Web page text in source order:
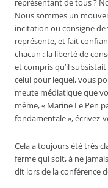
représentant de tous ?
Nous sommes un
incitation ou consigne
représente, et fait
chacun : la liberté de
et compris qu’il
celui pour lequel, vous
meute médiatique que
même, « Marine Le Pen
fondamentale », écrivez-
Cela a toujours été très
ferme qui soit, à ne
dit lors de la conférence